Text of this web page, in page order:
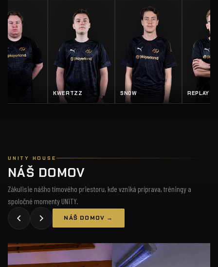
SN0W REPLAY SALTY
UNITY HOUSE
NÁŠ DOMOV
Zákulisie nášho tímového priestoru, kde vzniká príprava, tréningy a
spoločné momenty UNiTY.
NÁŠ DOMOV →